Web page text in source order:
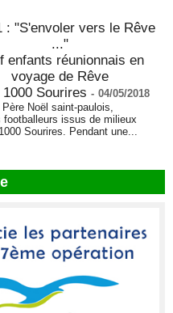
: "S'envoler vers le Rêve
..."
enfants réunionnais en
voyage de Rêve
Sourires - 04/05/2018
Noël saint-paulois,
issus de milieux
Sourires. Pendant une...